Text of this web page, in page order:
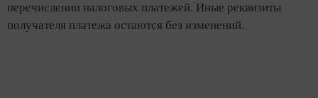
перечислении налоговых платежей. Иные реквизиты
получателя платежа остаются без изменений.